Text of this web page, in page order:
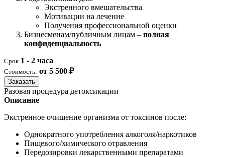
Экстренного вмешательства
Мотивации на лечение
Получения профессиональной оценки
Бизнесменам/публичным лицам – полная
конфиденциальность
Срок 1 - 2 часа
Стоимость: от 5 500 ₽
Заказать
Разовая процедура детоксикации
Описание
Экстренное очищение организма от токсинов после:
Однократного употребления алкоголя/наркотиков
Пищевого/химического отравления
Передозировки лекарственными препаратами